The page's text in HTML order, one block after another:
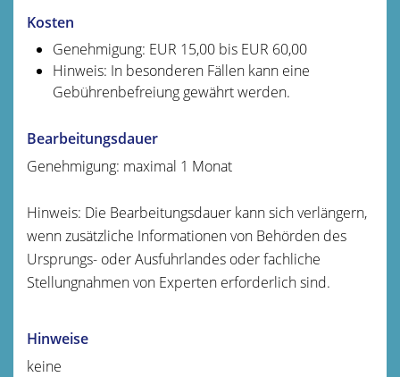
Kosten
Genehmigung: EUR 15,00 bis EUR 60,00
Hinweis: In besonderen Fällen kann eine
Gebührenbefreiung gewährt werden.
Bearbeitungsdauer
Genehmigung: maximal 1 Monat
Hinweis: Die Bearbeitungsdauer kann sich verlängern,
wenn zusätzliche Informationen von Behörden des
Ursprungs- oder Ausfuhrlandes oder fachliche
Stellungnahmen von Experten erforderlich sind.
Hinweise
keine